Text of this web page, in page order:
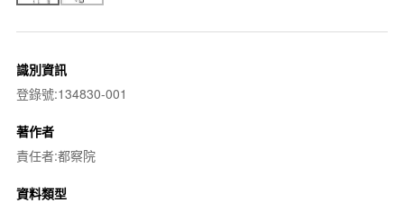
識別資訊
登錄號:134830-001
著作者
責任者:都察院
資料類型